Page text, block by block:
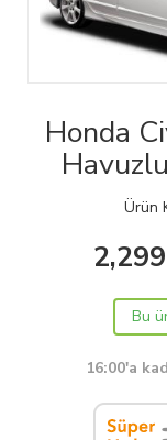
Honda
Ürün
Bu
16:00'a